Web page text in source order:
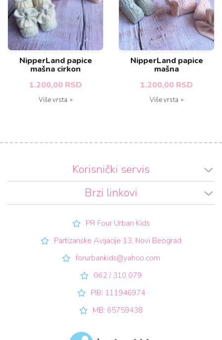
NipperLand papice
mašna cirkon
1.200,00 RSD
Više vrsta
NipperLand papice
mašna
1.200,00 RSD
Više vrsta
Korisnički servis
Brzi linkovi
PR Four Urban Kids
Partizanske Avijacije 13, Novi Beograd
forurbankids@yahoo.com
062 / 310 079
PIB: 111946974
MB: 65759438